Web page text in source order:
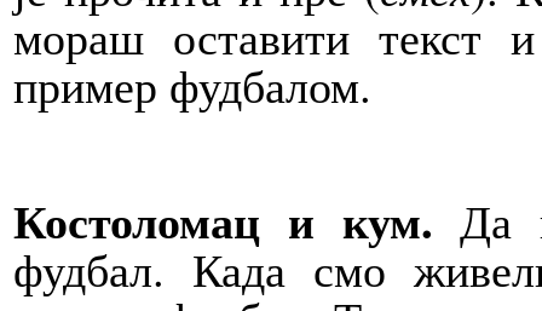
мораш оставити текст
пример фудбалом.
Костоломац и кум. Да
фудбал. Када смо